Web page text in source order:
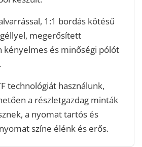
1:1 bordás kötésű
megerősített
kényelmes és minőségi pólót
technológiát használunk,
a részletgazdag minták
a nyomat tartós és
színe élénk és erős.